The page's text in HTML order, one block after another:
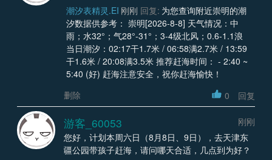
潮汐表精灵.EI 刚刚 回复: 为您查询附近崇明的潮
汐数据供参考： 崇明[2026-8-8] 天气情况：中
雨；水32°；气28°-31°；3-4级北风；0.6-1.1浪
当日潮汐：02:17干1.7米 / 06:58满2.7米 / 13:59
干1.6米 / 20:08满3.5米 推荐赶海时间： - 2:40 ~
5:40 (好) 赶海注意安全，祝你赶海愉快！
删除
0 回复
游客_60053
刚刚
您好，计划本周六日（8月8日、9日），去天津东
疆公园带孩子赶海，请问哪天合适，几点到为好？